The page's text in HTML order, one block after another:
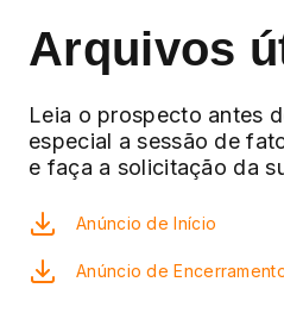
Arquivos
Leia o prospecto antes
especial a sessão de
e faça a solicitação da
Anúncio de Início
Anúncio de